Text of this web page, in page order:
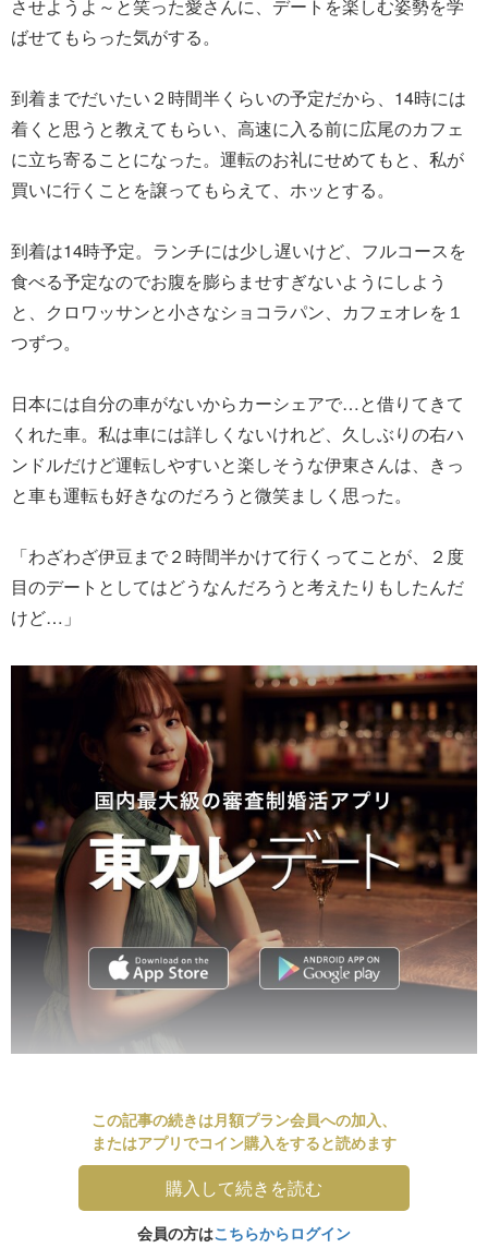
させようよ～と笑った愛さんに、デートを楽しむ姿勢を学
ばせてもらった気がする。
到着までだいたい２時間半くらいの予定だから、14時には
着くと思うと教えてもらい、高速に入る前に広尾のカフェ
に立ち寄ることになった。運転のお礼にせめてもと、私が
買いに行くことを譲ってもらえて、ホッとする。
到着は14時予定。ランチには少し遅いけど、フルコースを
食べる予定なのでお腹を膨らませすぎないようにしよう
と、クロワッサンと小さなショコラパン、カフェオレを１
つずつ。
日本には自分の車がないからカーシェアで…と借りてきて
くれた車。私は車には詳しくないけれど、久しぶりの右ハ
ンドルだけど運転しやすいと楽しそうな伊東さんは、きっ
と車も運転も好きなのだろうと微笑ましく思った。
「わざわざ伊豆まで２時間半かけて行くってことが、２度
目のデートとしてはどうなんだろうと考えたりもしたんだ
けど…」
この記事の続きは月額プラン会員への加入、
またはアプリでコイン購入をすると読めます
購入して続きを読む
会員の方はこちらからログイン